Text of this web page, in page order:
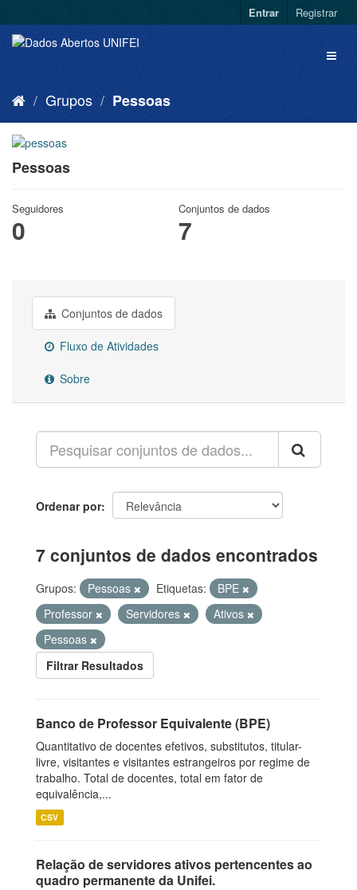
Entrar Registrar
Grupos Pessoas
Pessoas
Seguidores
0
Conjuntos de dados
7
Conjuntos de dados
Fluxo de Atividades
Sobre
Ordenar por
7 conjuntos de dados encontrados
Grupos: Pessoas Etiquetas:
BPE
Professor
Servidores
Ativos
Pessoas
Filtrar Resultados
Banco de Professor Equivalente (BPE)
Quantitativo de docentes efetivos, substitutos, titular-
livre, visitantes e visitantes estrangeiros por regime de
trabalho. Total de docentes, total em fator de
equivalência,...
CSV
Relação de servidores ativos pertencentes ao
quadro permanente da Unifei.